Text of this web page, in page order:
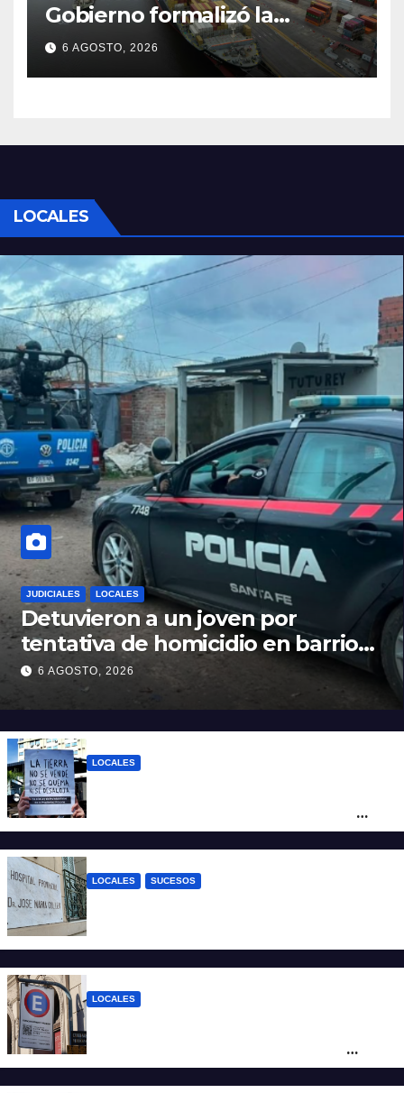
Gobierno formalizó la
marcha atrás con la
desregulación del practicaje
6 AGOSTO, 2026
LOCALES
JUDICIALES LOCALES
Detuvieron a un joven por
tentativa de homicidio en barrio
12 de Octubre
6 AGOSTO, 2026
LOCALES
Tierras
LOCALES SUCESOS
LOCALES
protesta